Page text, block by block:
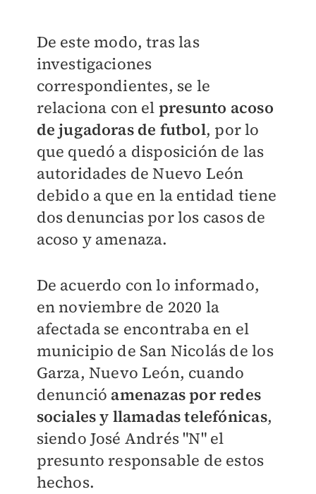
De este modo, tras las
investigaciones
correspondientes, se le
relaciona con el presunto acoso
de jugadoras de futbol, por lo
que quedó a disposición de las
autoridades de Nuevo León
debido a que en la entidad tiene
dos denuncias por los casos de
acoso y amenaza.
De acuerdo con lo informado,
en noviembre de 2020 la
afectada se encontraba en el
municipio de San Nicolás de los
Garza, Nuevo León, cuando
denunció amenazas por redes
sociales y llamadas telefónicas,
siendo José Andrés "N" el
presunto responsable de estos
hechos.